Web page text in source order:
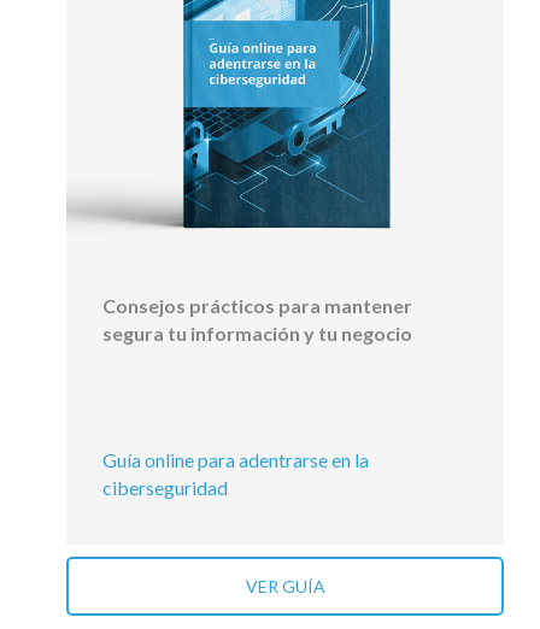
Consejos prácticos para mantener
segura tu información y tu negocio
Guía online para adentrarse en la
ciberseguridad
VER GUÍA